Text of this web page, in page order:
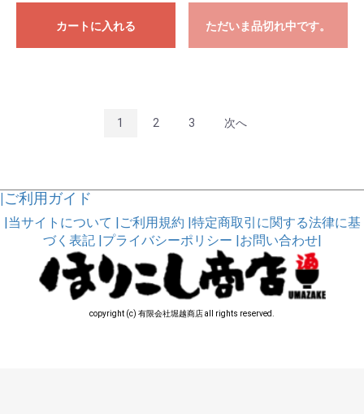
カートに入れる ただいま品切れ中です。
1 2 3 次へ
|ご利用ガイド
|当サイトについて |ご利用規約 |特定商取引に関する法律に基
づく表記 |プライバシーポリシー |お問い合わせ|
copyright (c) 有限会社堀越商店 all rights reserved.